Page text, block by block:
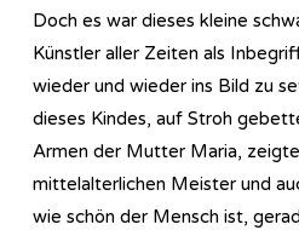
Doch es war dieses kleine
Künstler aller Zeiten als
wieder und wieder ins Bild zu
dieses Kindes, auf Stroh
Armen der Mutter Maria,
mittelalterlichen Meister und
wie schön der Mensch ist,